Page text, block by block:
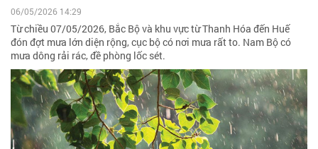
06/05/2026 14:29
Từ chiều 07/05/2026, Bắc Bộ và khu vực từ Thanh Hóa đến Huế
đón đợt mưa lớn diện rộng, cục bộ có nơi mưa rất to. Nam Bộ có
mưa dông rải rác, đề phòng lốc sét.